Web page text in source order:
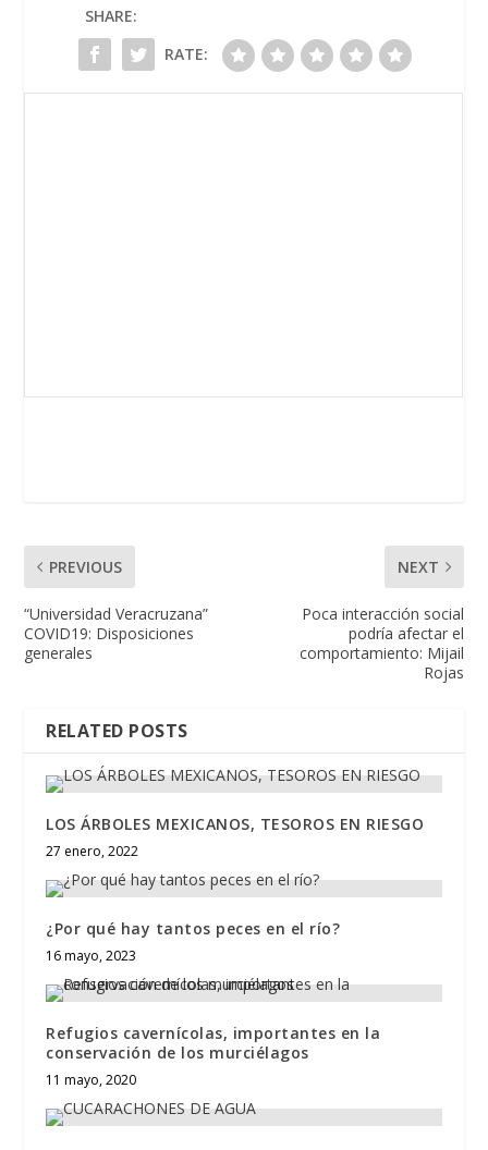
SHARE:
RATE:
PREVIOUS
“Universidad Veracruzana”
COVID19: Disposiciones
generales
NEXT
Poca interacción social
podría afectar el
comportamiento: Mijail
Rojas
RELATED POSTS
LOS ÁRBOLES MEXICANOS, TESOROS EN RIESGO
27 enero, 2022
¿Por qué hay tantos peces en el río?
16 mayo, 2023
Refugios cavernícolas, importantes en la
conservación de los murciélagos
11 mayo, 2020